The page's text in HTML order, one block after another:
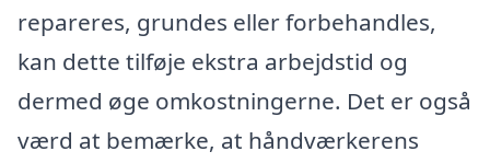
repareres, grundes eller forbehandles,
kan dette tilføje ekstra arbejdstid og
dermed øge omkostningerne. Det er også
værd at bemærke, at håndværkerens